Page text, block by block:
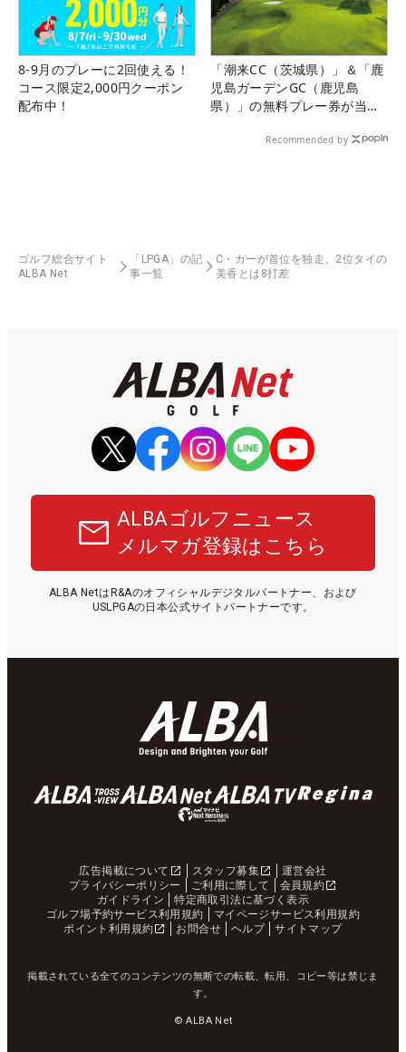
8-9月のプレーに2回使える！
コース限定2,000円クーポン
配布中！
「潮来CC（茨城県）」＆「鹿
児島ガーデンGC（鹿児島
県）」の無料プレー券が当た
Recommended by
ゴルフ総合サイト
ALBA Net
「LPGA」の記
事一覧
C・カーが首位を独走、2位タイの
美香とは8打差
ALBAゴルフニュース
メルマガ登録はこちら
ALBA NetはR&Aのオフィシャルデジタルパートナー、および
USLPGAの日本公式サイトパートナーです。
広告掲載について スタッフ募集
運営会社
プライバシーポリシー
ご利用に際して
会員規約
ガイドライン
特定商取引法に基づく表示
ゴルフ場予約サービス利用規約
マイページサービス利用規約
ポイント利用規約
お問合せ ヘルプ サイトマップ
掲載されている全てのコンテンツの無断での転載、転用、コピー等は禁じま
す。
© ALBA Net